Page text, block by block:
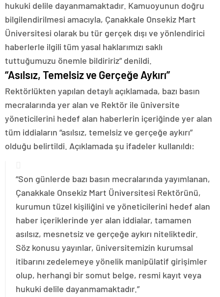
hukuki delile dayanmamaktadır. Kamuoyunun doğru
bilgilendirilmesi amacıyla, Çanakkale Onsekiz Mart
Üniversitesi olarak bu tür gerçek dışı ve yönlendirici
haberlerle ilgili tüm yasal haklarımızı saklı
tuttuğumuzu önemle bildiririz” denildi.
“Asılsız, Temelsiz ve Gerçeğe Aykırı”
Rektörlükten yapılan detaylı açıklamada, bazı basın
mecralarında yer alan ve Rektör ile üniversite
yöneticilerini hedef alan haberlerin içeriğinde yer alan
tüm iddiaların “asılsız, temelsiz ve gerçeğe aykırı”
olduğu belirtildi. Açıklamada şu ifadeler kullanıldı:
“Son günlerde bazı basın mecralarında yayımlanan,
Çanakkale Onsekiz Mart Üniversitesi Rektörünü,
kurumun tüzel kişiliğini ve yöneticilerini hedef alan
haber içeriklerinde yer alan iddialar, tamamen
asılsız, mesnetsiz ve gerçeğe aykırı niteliktedir.
Söz konusu yayınlar, üniversitemizin kurumsal
itibarını zedelemeye yönelik manipülatif girişimler
olup, herhangi bir somut belge, resmi kayıt veya
hukuki delile dayanmamaktadır.”